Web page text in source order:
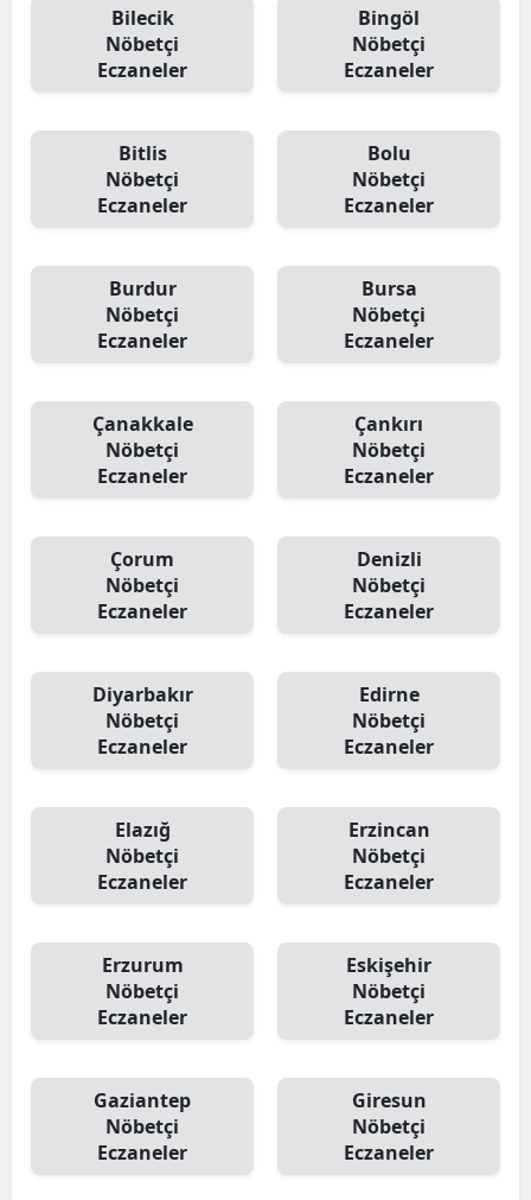
Bilecik
Nöbetçi
Eczaneler
Bingöl
Nöbetçi
Eczaneler
Bitlis
Nöbetçi
Eczaneler
Bolu
Nöbetçi
Eczaneler
Burdur
Nöbetçi
Eczaneler
Bursa
Nöbetçi
Eczaneler
Çanakkale
Nöbetçi
Eczaneler
Çankırı
Nöbetçi
Eczaneler
Çorum
Nöbetçi
Eczaneler
Denizli
Nöbetçi
Eczaneler
Diyarbakır
Nöbetçi
Eczaneler
Edirne
Nöbetçi
Eczaneler
Elazığ
Nöbetçi
Eczaneler
Erzincan
Nöbetçi
Eczaneler
Erzurum
Nöbetçi
Eczaneler
Eskişehir
Nöbetçi
Eczaneler
Gaziantep
Nöbetçi
Eczaneler
Giresun
Nöbetçi
Eczaneler